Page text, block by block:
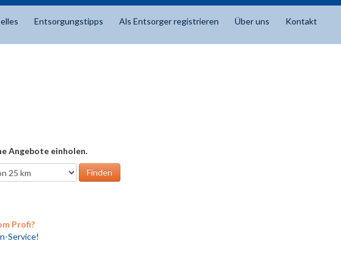
Entsorgungstipps Als Entsorger registrieren Über uns Kontakt
Angebote einholen.
Profi?
Service!